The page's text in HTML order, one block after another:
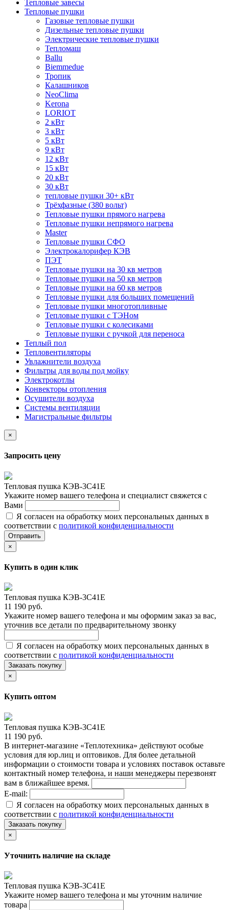
Тепловые завесы
Тепловые пушки
Газовые тепловые пушки
Дизельные тепловые пушки
Электрические тепловые пушки
Тепломаш
Ballu
Biemmedue
Тропик
Калашников
NeoClima
Kerona
LORIOT
2 кВт
3 кВт
5 кВт
9 кВт
12 кВт
15 кВт
20 кВт
30 кВт
тепловые пушки 30+ кВт
Трёхфазные (380 вольт)
Тепловые пушки прямого нагрева
Тепловые пушки непрямого нагрева
Master
Тепловые пушки СФО
Электрокалорифер КЭВ
ПЭТ
Тепловые пушки на 30 кв метров
Тепловые пушки на 50 кв метров
Тепловые пушки на 60 кв метров
Тепловые пушки для больших помещений
Тепловые пушки многотопливные
Тепловые пушки с ТЭНом
Тепловые пушки с колесиками
Тепловые пушки с ручкой для переноса
Теплый пол
Тепловентиляторы
Увлажнители воздуха
Фильтры для воды под мойку
Электрокотлы
Конвекторы отопления
Осушители воздуха
Системы вентиляции
Магистральные фильтры
×
Запросить цену
Тепловая пушка КЭВ-3С41Е
Укажите номер вашего телефона и специалист свяжется с
Вами
Я согласен на обработку моих персональных данных в
соответствии с политикой конфиденциальности
Отправить
×
Купить в один клик
Тепловая пушка КЭВ-3С41Е
11 190 руб.
Укажите номер вашего телефона и мы оформим заказ за вас,
уточнив все детали по предварительному звонку
Я согласен на обработку моих персональных данных в
соответствии с политикой конфиденциальности
Заказать покупку
×
Купить оптом
Тепловая пушка КЭВ-3С41Е
11 190 руб.
В интернет-магазине «Теплотехника» действуют особые
условия для юр.лиц и оптовиков. Для более детальной
информации о стоимости товара и условиях поставок оставьте
контактный номер телефона, и наши менеджеры перезвонят
вам в ближайшее время.
E-mail:
Я согласен на обработку моих персональных данных в
соответствии с политикой конфиденциальности
Заказать покупку
×
Уточнить наличие на складе
Тепловая пушка КЭВ-3С41Е
Укажите номер вашего телефона и мы уточним наличие
товара